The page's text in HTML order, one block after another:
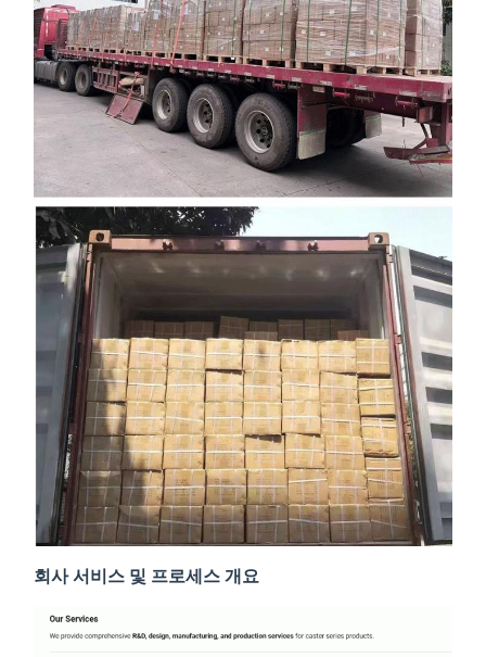
회사 서비스 및 프로세스 개요